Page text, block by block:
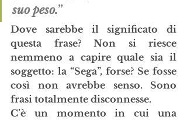
suo peso.”
Dove sarebbe il significato di
questa frase? Non si riesce
nemmeno a capire quale sia il
soggetto: la “Sega”, forse? Se fosse
così non avrebbe senso. Sono
frasi totalmente disconnesse.
C’è un momento in cui una